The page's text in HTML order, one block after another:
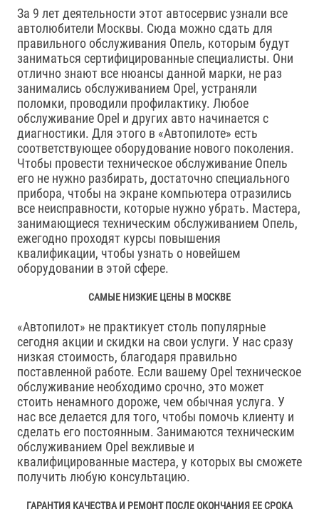
За 9 лет деятельности этот автосервис узнали все
автолюбители Москвы. Сюда можно сдать для
правильного обслуживания Опель, которым будут
заниматься сертифицированные специалисты. Они
отлично знают все нюансы данной марки, не раз
занимались обслуживанием Opel, устраняли
поломки, проводили профилактику. Любое
обслуживание Opel и других авто начинается с
диагностики. Для этого в «Автопилоте» есть
соответствующее оборудование нового поколения.
Чтобы провести техническое обслуживание Опель
его не нужно разбирать, достаточно специального
прибора, чтобы на экране компьютера отразились
все неисправности, которые нужно убрать. Мастера,
занимающиеся техническим обслуживанием Опель,
ежегодно проходят курсы повышения
квалификации, чтобы узнать о новейшем
оборудовании в этой сфере.
САМЫЕ НИЗКИЕ ЦЕНЫ В МОСКВЕ
«Автопилот» не практикует столь популярные
сегодня акции и скидки на свои услуги. У нас сразу
низкая стоимость, благодаря правильно
поставленной работе. Если вашему Opel техническое
обслуживание необходимо срочно, это может
стоить ненамного дороже, чем обычная услуга. У
нас все делается для того, чтобы помочь клиенту и
сделать его постоянным. Занимаются техническим
обслуживанием Opel вежливые и
квалифицированные мастера, у которых вы сможете
получить любую консультацию.
ГАРАНТИЯ КАЧЕСТВА И РЕМОНТ ПОСЛЕ ОКОНЧАНИЯ ЕЕ СРОКА